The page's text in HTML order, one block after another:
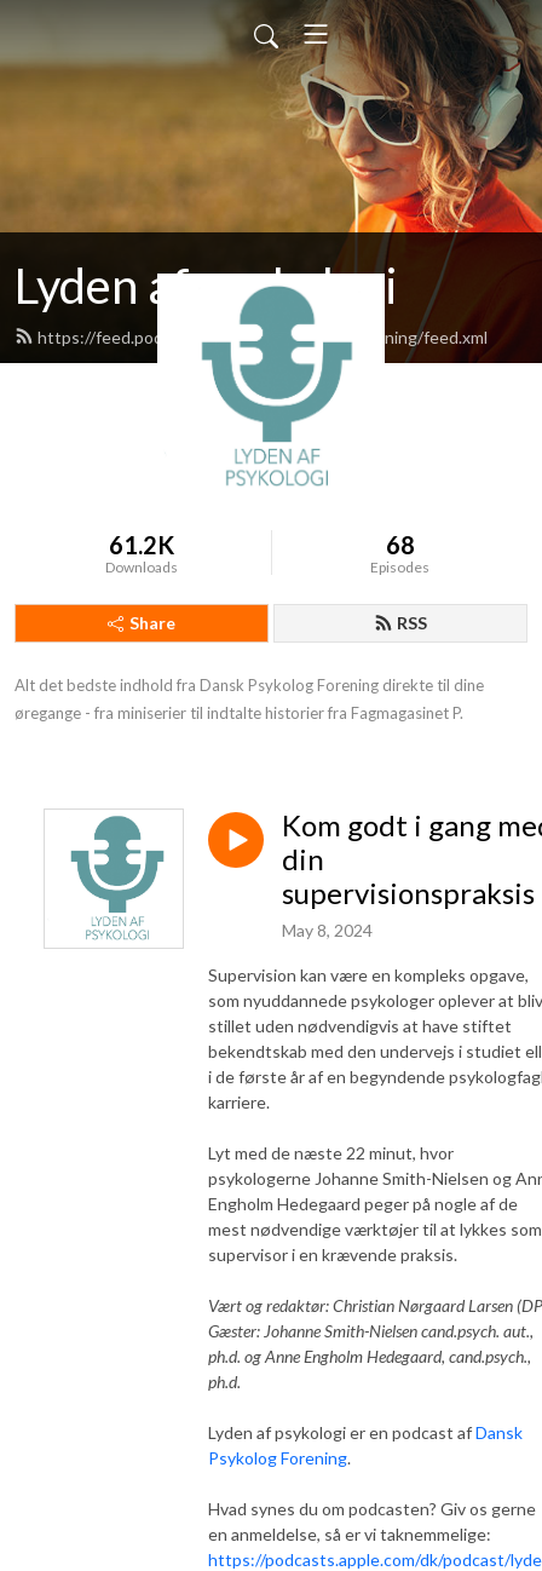
Lyden af psykologi
https://feed.podbean.com/danskpsykologforening/feed.xml
61.2K
Downloads
68
Episodes
Share RSS
Alt det bedste indhold fra Dansk Psykolog Forening direkte til dine
øregange - fra miniserier til indtalte historier fra Fagmagasinet P.
Kom godt i gang
din
supervisionspraksis
May 8, 2024
Supervision kan være en kompleks opgave,
som nyuddannede psykologer oplever at
stillet uden nødvendigvis at have stiftet
bekendtskab med den undervejs i studiet
i de første år af en begyndende
karriere.
Lyt med de næste 22 minut, hvor
psykologerne Johanne Smith-Nielsen og
Engholm Hedegaard peger på nogle af de
mest nødvendige værktøjer til at lykkes som
supervisor i en krævende praksis.
Vært og redaktør: Christian Nørgaard Larsen
Gæster: Johanne Smith-Nielsen cand.psych. aut.,
ph.d. og Anne Engholm Hedegaard, cand.psych.,
ph.d.
Lyden af psykologi er en podcast afDansk
Psykolog Forening.
Hvad synes du om podcasten? Giv os gerne
en anmeldelse, så er vi taknemmelige:
https://podcasts.apple.com/dk/podcast/